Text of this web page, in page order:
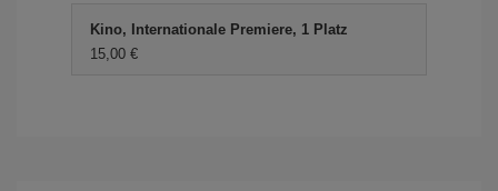
Kino, Internationale Premiere, 1 Platz
15,00 €